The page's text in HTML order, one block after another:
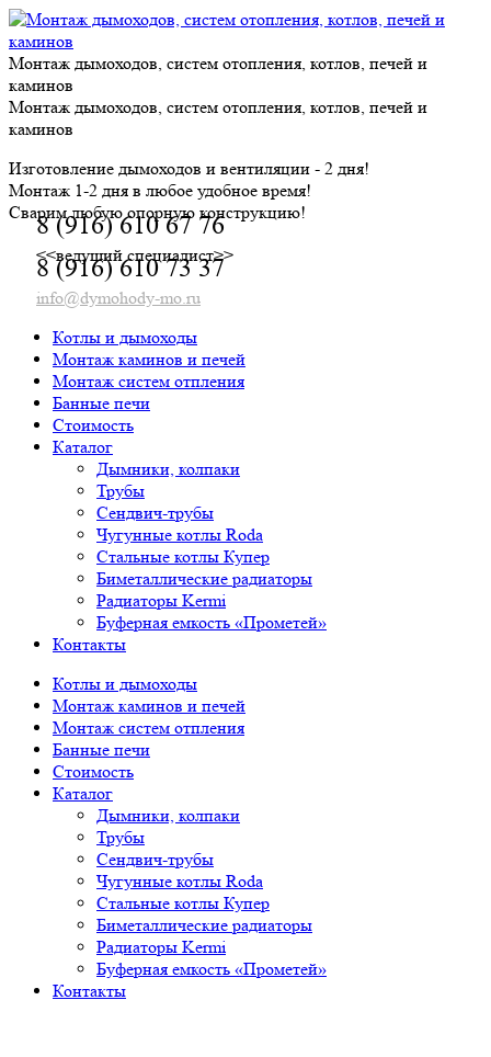
Skip
to
content
Монтаж дымоходов, систем отопления, котлов, печей и
каминов
Монтаж дымоходов, систем отопления, котлов, печей и
каминов
Изготовление дымоходов и вентиляции - 2 дня!
Монтаж 1-2 дня в любое удобное время!
Сварим любую опорную конструкцию!
8 (916) 610 67 76
<<ведущий специалист>>
8 (916) 610 73 37
info@dymohody-mo.ru
Котлы и дымоходы
Монтаж каминов и печей
Монтаж систем отпления
Банные печи
Стоимость
Каталог
Дымники, колпаки
Трубы
Сендвич-трубы
Чугунные котлы Roda
Стальные котлы Купер
Биметаллические радиаторы
Радиаторы Kermi
Буферная емкость «Прометей»
Контакты
Котлы и дымоходы
Монтаж каминов и печей
Монтаж систем отпления
Банные печи
Стоимость
Каталог
Дымники, колпаки
Трубы
Сендвич-трубы
Чугунные котлы Roda
Стальные котлы Купер
Биметаллические радиаторы
Радиаторы Kermi
Буферная емкость «Прометей»
Контакты